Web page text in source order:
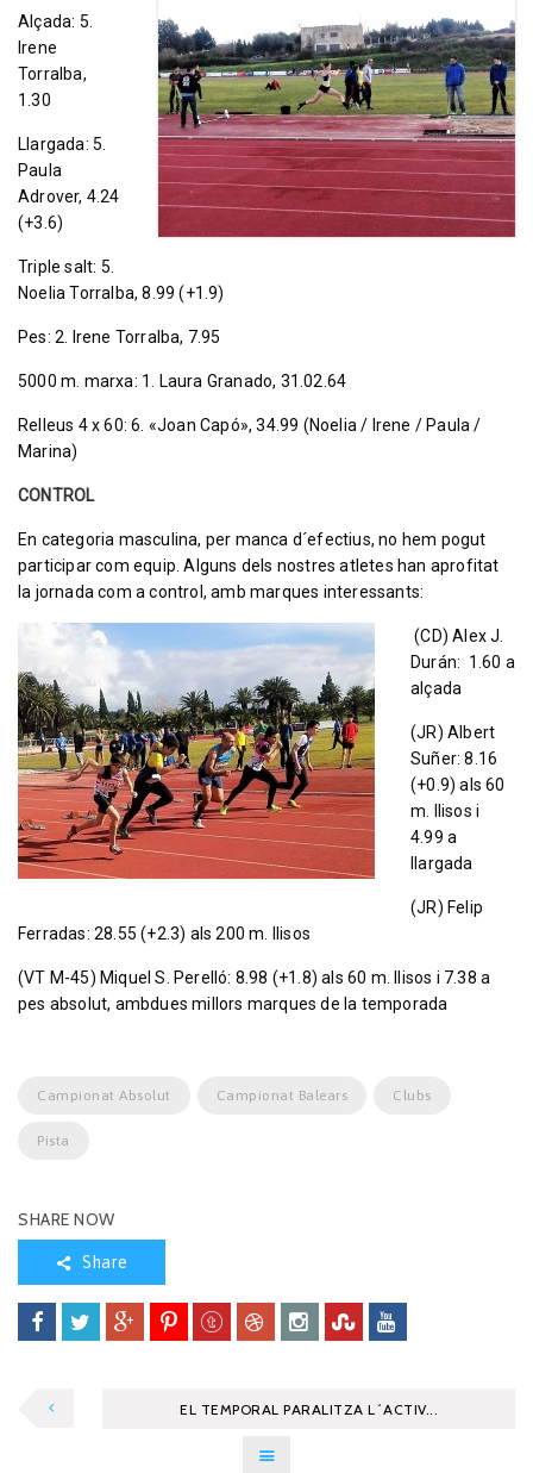
Alçada: 5.
Irene
Torralba,
1.30
Llargada: 5.
Paula
Adrover, 4.24
(+3.6)
Triple salt: 5.
Noelia Torralba, 8.99 (+1.9)
Pes: 2. Irene Torralba, 7.95
5000 m. marxa: 1. Laura Granado, 31.02.64
Relleus 4 x 60: 6. «Joan Capó», 34.99 (Noelia / Irene / Paula /
Marina)
CONTROL
En categoria masculina, per manca d´efectius, no hem pogut
participar com equip. Alguns dels nostres atletes han aprofitat
la jornada com a control, amb marques interessants:
(CD) Alex J.
Durán: 1.60 a
alçada
(JR) Albert
Suñer: 8.16
(+0.9) als 60
m. llisos i
4.99 a
llargada
(JR) Felip
Ferradas: 28.55 (+2.3) als 200 m. llisos
(VT M-45) Miquel S. Perelló: 8.98 (+1.8) als 60 m. llisos i 7.38 a
pes absolut, ambdues millors marques de la temporada
Campionat Absolut Campionat Balears Clubs
Pista
SHARE NOW
Share
EL TEMPORAL PARALITZA L´ACTIV...